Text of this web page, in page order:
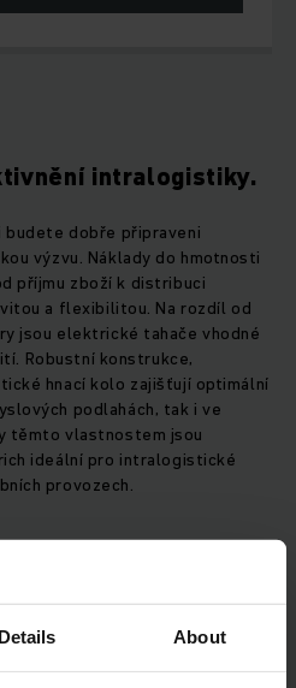
Details About
intralogistiky.
budete dobře připraveni
výzvu. Náklady do hmotnosti
příjmu zboží k distribuci
a flexibilitou. Na rozdíl od
jsou elektrické tahače vhodné
Robustní konstrukce,
hnací kolo zajišťují optimální
podlahách, tak i ve
těmto vlastnostem jsou
ideální pro intralogistické
provozech.
tahače s inovativní
všechny výhody technologie
Ve srovnání se